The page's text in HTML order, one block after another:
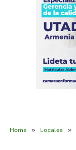
Home » Locales »